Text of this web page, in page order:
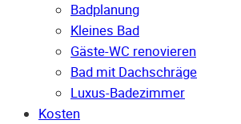
Badplanung
Kleines Bad
Gäste-WC renovieren
Bad mit Dachschräge
Luxus-Badezimmer
Kosten